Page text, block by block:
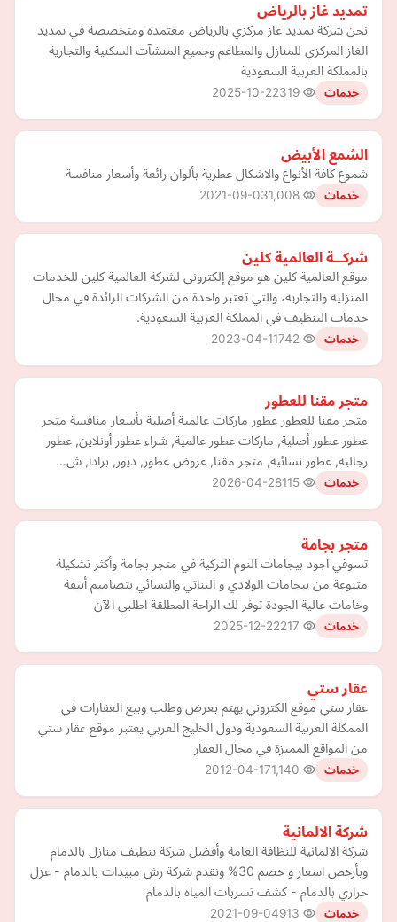
تمديد غاز بالرياض
نحن شركة تمديد غاز مركزي بالرياض معتمدة ومتخصصة في تمديد
الغاز المركزي للمنازل والمطاعم وجميع المنشآت السكنية والتجارية
بالمملكة العربية السعودية
خدمات 2025-10-22
الشمع الأبيض‬
شموع كافة الأنواع والاشكال عطرية بألوان رائعة وأسعار منافسة
خدمات 2021-09-03
شركــة العالمية كلين
موقع العالمية كلين هو موقع إلكتروني لشركة العالمية كلين للخدمات
المنزلية والتجارية، والتي تعتبر واحدة من الشركات الرائدة في مجال
خدمات التنظيف في المملكة العربية السعودية.
خدمات 2023-04-11
متجر مقنا للعطور
متجر مقنا للعطور عطور ماركات عالمية أصلية بأسعار منافسة متجر
عطور عطور أصلية, ماركات عطور عالمية, شراء عطور أونلاين, عطور
رجالية, عطور نسائية, متجر مقنا, عروض عطور, ديور, برادا, ش…
خدمات 2026-04-28
متجر بجامة
تسوقي اجود بيجامات النوم التركية في متجر بجامة وأكثر تشكيلة
متنوعة من بيجامات الولادي و البناتي والنسائي بتصاميم أنيقة
وخامات عالية الجودة توفر لك الراحة المطلقة اطلبي الآن
خدمات 2025-12-22
عقار ستي
عقار ستي موقع الكتروني يهتم بعرض وطلب وبيع العقارات في
الممكلة العربية السعودية ودول الخليج العربي يعتبر موقع عقار ستي
من المواقع المميزة في مجال العقار
خدمات 2012-04-17
شركة الالمانية
شركة الالمانية للنظافة العامة وأفضل شركة تنظيف منازل بالدمام
وبأرخص اسعار و خصم 30% ونقدم شركة رش مبيدات بالدمام - عزل
حراري بالدمام - كشف تسربات المياه بالدمام
خدمات 2021-09-04